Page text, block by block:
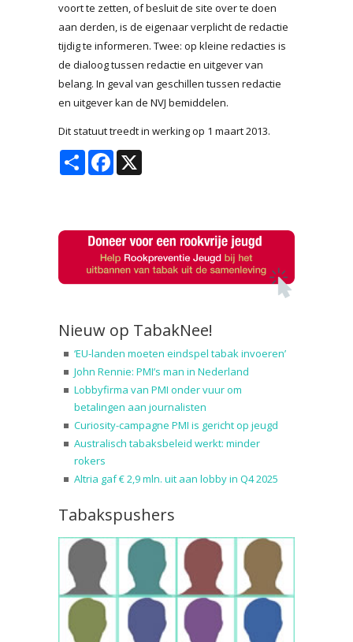
voort te zetten, of besluit de site over te doen
aan derden, is de eigenaar verplicht de redactie
tijdig te informeren. Twee: op kleine redacties is
de dialoog tussen redactie en uitgever van
belang. In geval van geschillen tussen redactie
en uitgever kan de NVJ bemiddelen.
Dit statuut treedt in werking op 1 maart 2013.
Share Facebook
Nieuw op TabakNee!
‘EU-landen moeten eindspel tabak invoeren’
John Rennie: PMI’s man in Nederland
Lobbyfirma van PMI onder vuur om
betalingen aan journalisten
Curiosity-campagne PMI is gericht op jeugd
Australisch tabaksbeleid werkt: minder
rokers
Altria gaf € 2,9 mln. uit aan lobby in Q4 2025
Tabakspushers